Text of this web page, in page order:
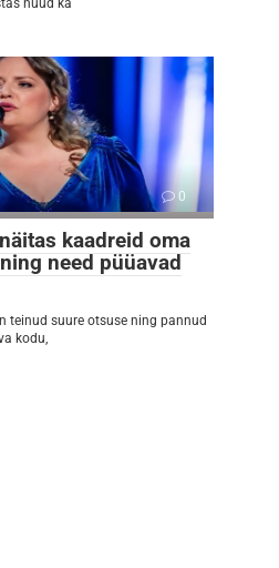
nüüd ka
0
kaadreid oma
need püüavad
teinud suure otsuse ning pannud
kodu,